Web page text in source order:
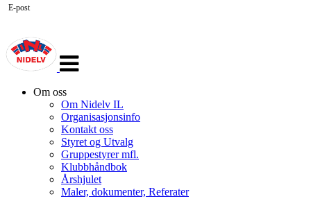
navigasjon
Om oss
Om Nidelv IL
Organisasjonsinfo
Kontakt oss
Styret og Utvalg
Gruppestyrer mfl.
Klubbhåndbok
Årshjulet
Maler, dokumenter, Referater
E-post